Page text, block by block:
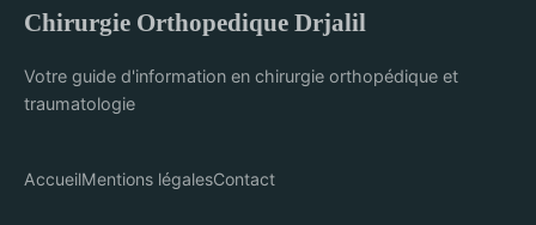
Chirurgie Orthopedique Drjalil
Votre guide d'information en chirurgie orthopédique et
traumatologie
AccueilMentions légalesContact